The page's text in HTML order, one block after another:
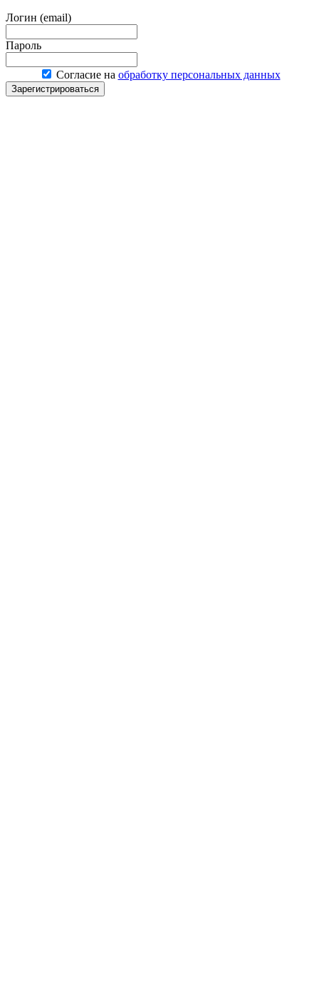
Логин (email)
Пароль
Согласие на обработку персональных данных
Зарегистрироваться